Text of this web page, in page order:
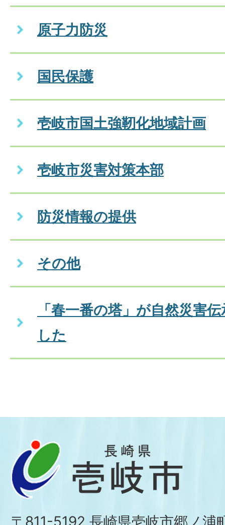
原子力防災
国民保護
壱岐市国土強靭化地域計画
壱岐市災害対策本部
防災情報の提供
その他
「春一番の塔」が自然災害
した
〒811-5192 長崎県壱岐市郷ノ浦